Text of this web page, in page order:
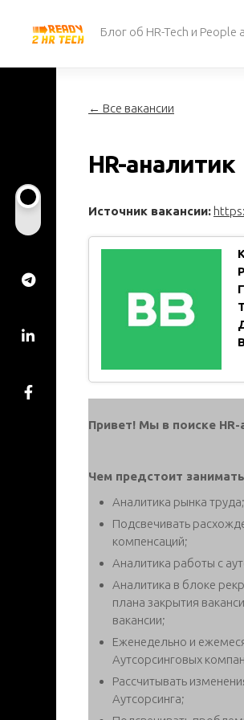
содержанию
Блог об HR-Tech и People
← Все вакансии
HR-аналитик
Источник вакансии:
Привет! Мы в поиске
Чем предстоит
Аналитика рынка труда;
Подсвечивать
компенсаций;
Аналитика работы с
Аналитика в блоке
плана закрытия
вакансии;
Еженедельно и
Аутсорсинговых
Рассчитывать
Аутсорсинга;